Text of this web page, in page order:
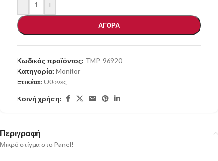
- +
ΑΓΟΡΑ
Κωδικός προϊόντος: TMP-96920
Κατηγορία: Monitor
Ετικέτα: Οθόνες
Κοινή χρήση:
Περιγραφή
Μικρό στίγμα στο Panel!